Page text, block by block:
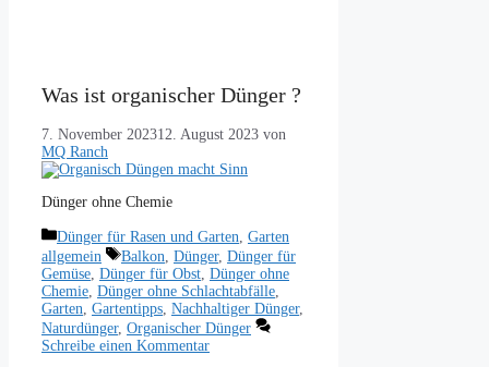
Was ist organischer Dünger ?
7. November 202312. August 2023 von
MQ Ranch
Dünger ohne Chemie
Kategorien
Dünger für Rasen und Garten Garten
allgemein
Schlagwörter
Balkon Dünger, Dünger für
Gemüse Dünger für Obst Dünger ohne
Chemie Dünger ohne Schlachtabfälle
Garten Gartentipps Nachhaltiger Dünger,
Naturdünger, Organischer Dünger
Schreibe einen Kommentar